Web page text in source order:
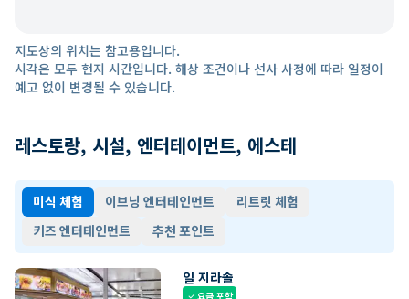
지도상의 위치는 참고용입니다.
시각은 모두 현지 시간입니다. 해상 조건이나 선사 사정에 따라 일정이
예고 없이 변경될 수 있습니다.
레스토랑, 시설, 엔터테이먼트, 에스테
미식 체험 이브닝 엔터테인먼트
리트릿 체험
키즈 엔터테인먼트
추천 포인트
일 지라솔
check요금 포함